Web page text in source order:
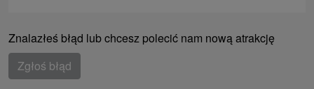
Znalazłeś błąd lub chcesz polecić nam nową atrakcję
Zgłoś błąd